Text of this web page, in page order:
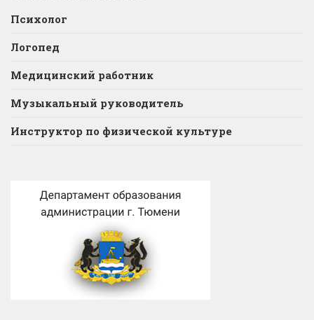
Психолог
Логопед
Медицинский работник
Музыкальный руководитель
Инструктор по физической культуре